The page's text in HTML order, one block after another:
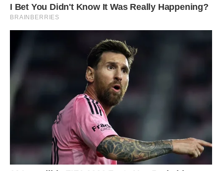
– Та ми вже майже скінчили, – відповіла Марта, і тут їх очі
Щось відбулося саме в ту мить, але вони зрозуміли те
лише багато-багато пізніше…
А поки Марта стала частіше приходити допомагати
Дмитрові, бо той хотів добре здати екзамени, щоб
вступити аж до столичного престижного інституту. Туди ж
подумувала і сама Марта, тому відгукувалася охоче на
запрошення однокласника.
Але не тому, що їй подобався Дмитро, хоч хлопчина і
красунчиком вважався в класі і в селі.